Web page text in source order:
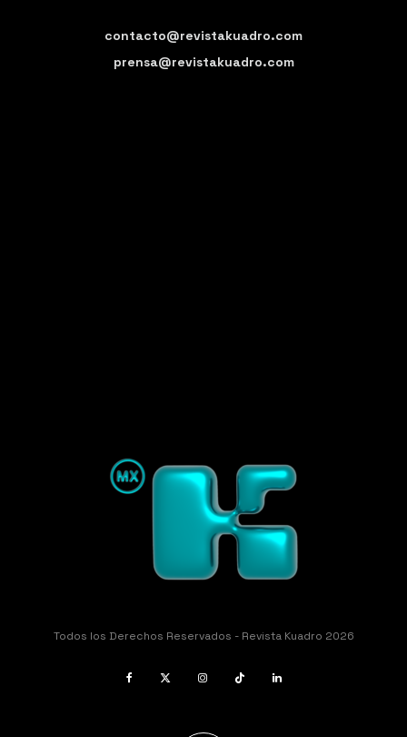
contacto@revistakuadro.com
prensa@revistakuadro.com
Todos los Derechos Reservados - Revista Kuadro 2026